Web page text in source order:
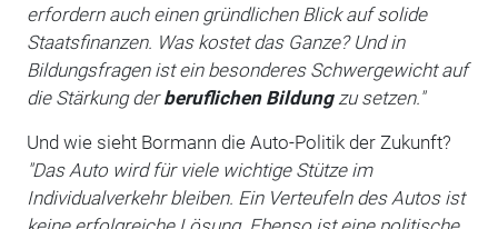
erfordern auch einen gründlichen Blick auf solide
Staatsfinanzen. Was kostet das Ganze? Und in
Bildungsfragen ist ein besonderes Schwergewicht auf
die Stärkung derberuflichen Bildungzu setzen."
Und wie sieht Bormann die Auto-Politik der Zukunft?
"Das Auto wird für viele wichtige Stütze im
Individualverkehr bleiben. Ein Verteufeln des Autos ist